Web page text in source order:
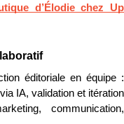
d’Élodie chez Up
éditoriale en équipe :
IA, validation et itération
communication,